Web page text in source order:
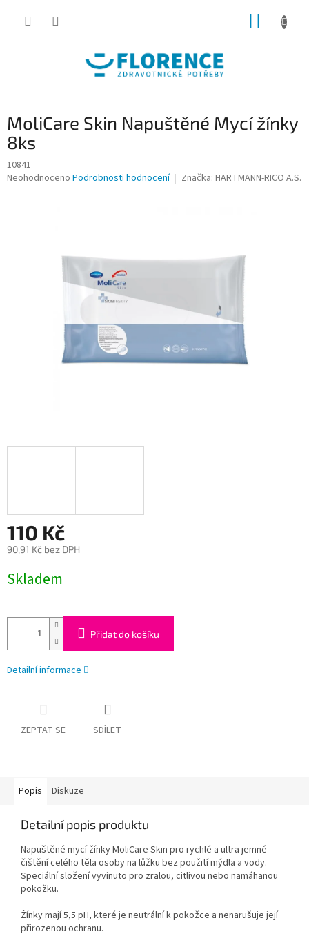
MoliCare Skin Napuštěné Mycí žínky
8ks
10841
Průměrné
Neohodnoceno Podrobnosti hodnocení Značka: HARTMANN-RICO A.S.
110 Kč
90,91 Kč bez DPH
cena:
Skladem
Přidat do košíku
Detailní informace
ZEPTAT SE SDÍLET
Popis Diskuze
Detailní popis produktu
Napuštěné mycí žínky MoliCare Skin pro rychlé a ultra jemné
čištění celého těla osoby na lůžku bez použití mýdla a vody.
Speciální složení vyvinuto pro zralou, citlivou nebo namáhanou
pokožku.
Žínky mají 5,5 pH, které je neutrální k pokožce a nenarušuje její
přirozenou ochranu.